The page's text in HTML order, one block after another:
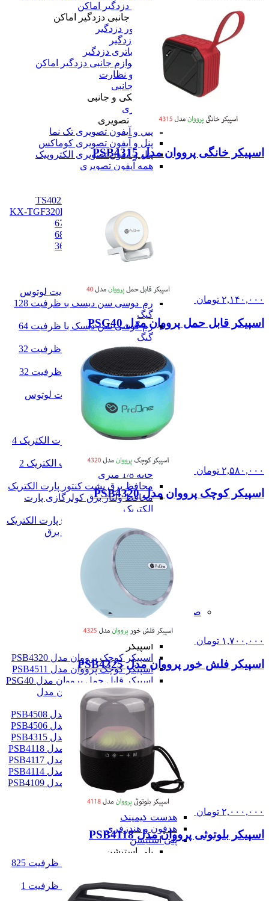
لوازم جانبی دزدگیر اماکن
لوازم جانبی دزدگیر اماکن
سنسور دزدگیر
آژیر دزدگیر
انواع باتری دزدگیر
همه لوازم جانبی دزدگیر اماکن
همه امنیت و نظارت
لوازم الکتریکی و جانبی
لوازم الکتریکی و جانبی
آیفون تصویری
آیفون تصویری
پنل و آیفون تصویری تک نما
پنل و آیفون تصویری کوماکس
پنل و آیفون تصویری الکتروپیک
همه آیفون تصویری
تلفن پاناسونیک مدل KX-TGF320BX
تلفن پاناسونیک مدل 6712
تلفن پاناسونیک مدل 6821
تلفن پاناسونیک مدل 3611
همه تلفن خانگی
کارت حافظه 256 گیگابایت لوتوس
رم گوشی سن دیسک با ظرفیت 128
گیگ
رم گوشی سن دیسک با ظرفیت 64
گیگ
رم گوشی سن دیسک با ظرفیت 32
گیگ
مموری کارت کیوشیا با ظرفیت 32
گیگابایت
کارت حافظه 16 گیگابایت لوتوس
همه رم گوشی
سه راهی و محافظ برق
سه راهی و محافظ برق
محافظ برق کامپیوتر پارت الکتریک 4
محافظ برق یخچال پارت الکتریک 2
خانه 1/8 متری
محافظ برق پشت کنتور پارت الکتریک
محافظ ولتاژ برق کولرگازی پارت
الکتریک
محافظ نوسان برق پکیج پارت الکتریک
همه سه راهی و محافظ برق
شارژر موبایل
شارژر موبایل
شارژر دیواری
پاور بانک
همه شارژر موبایل
همه لوازم الکتریکی و جانبی
صوت و دیجیتال
اسپیکر
اسپیکر
اسپیکر کوچک پرووان مدل PSB4320
اسپیکر کوچک پرووان مدل PSB4511
اسپیکر قابل حمل پرووان مدل PSG40
اسپیکر فلش خور پرووان مدل
PSB4325
اسپیکر خانگی پرووان مدل PSB4508
اسپیکر خانگی پرووان مدل PSB4506
اسپیکر خانگی پرووان مدل PSB4315
اسپیکر بلوتوثی پرووان مدل PSB4118
اسپیکر بلوتوثی پرووان مدل PSB4117
اسپیکر بلوتوثی پرووان مدل PSB4114
اسپیکر بلوتوثی پرووان مدل PSB4109
همه اسپیکر
هدست
هدست گیمینگ
هدفون و هندزفری
پلی استیشن
پلی استیشن
پلی استیشن 5 استاندارد ظرفیت 825
پلی استیشن 5 استاندارد ظرفیت 1
ترابایت 2016
اسپیکر خانگی پرووان مدل PSB4315
۲,۱۴۰,۰۰۰ تومان
اسپیکر قابل حمل پرووان مدل PSG40
۲,۵۸۰,۰۰۰ تومان
اسپیکر کوچک پرووان مدل PSB4320
۱,۷۰۰,۰۰۰ تومان
اسپیکر فلش خور پرووان مدل PSB4325
۲,۰۰۰,۰۰۰ تومان
اسپیکر بلوتوثی پرووان مدل PSB4118